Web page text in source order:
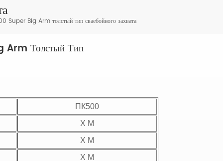
Big Arm толстый тип сваебойного захвата
Толстый Тип
ПК500
Х М
Х М
Х М